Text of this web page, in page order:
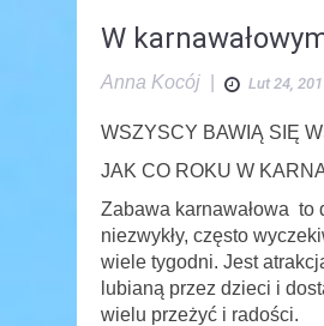
W
Anna Kocój Lut 24,
WSZYSCY BAWIĄ SIĘ
JAK CO ROKU W
Zabawa karnawałowa to
niezwykły, często
wiele tygodni. Jest
lubianą przez dzieci i
wielu przeżyć i radości.